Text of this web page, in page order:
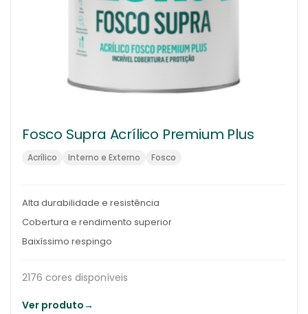
Fosco Supra Acrílico Premium Plus
Acrílico Interno e Externo Fosco
Alta durabilidade e resistência
Cobertura e rendimento superior
Baixíssimo respingo
2176 cores disponíveis
Ver produto→